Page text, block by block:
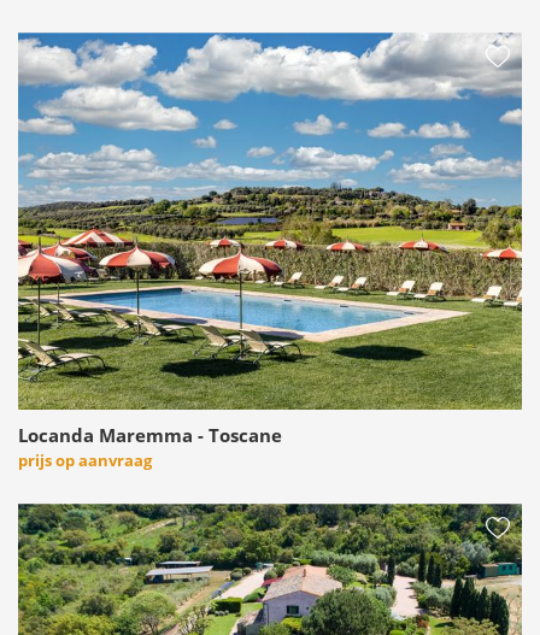
Locanda Maremma - Toscane
prijs op aanvraag